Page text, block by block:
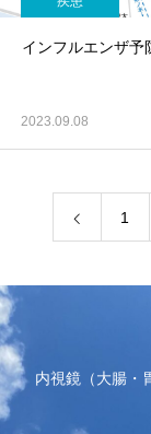
インフルエンザ予
2023.09.08
1
内視鏡（大腸・